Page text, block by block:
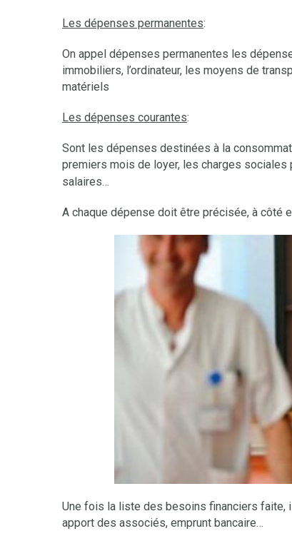
Les dépenses permanentes:
On appel dépenses permanentes les
immobiliers, l’ordinateur, les moyens de
matériels
Les dépenses courantes:
Sont les dépenses destinées à la
premiers mois de loyer, les charges sociales
salaires…
A chaque dépense doit être précisée, à côté
Une fois la liste des besoins financiers faite,
apport des associés, emprunt bancaire…